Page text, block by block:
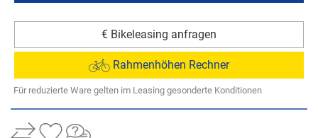
€ Bikeleasing anfragen
Rahmenhöhen Rechner
Für reduzierte Ware gelten im Leasing gesonderte Konditionen